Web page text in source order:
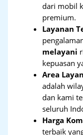
dari mobil
premium.
Layanan
melayani
kepuasan
Area
adalah
dan kami
seluruh
Harga
terbaik